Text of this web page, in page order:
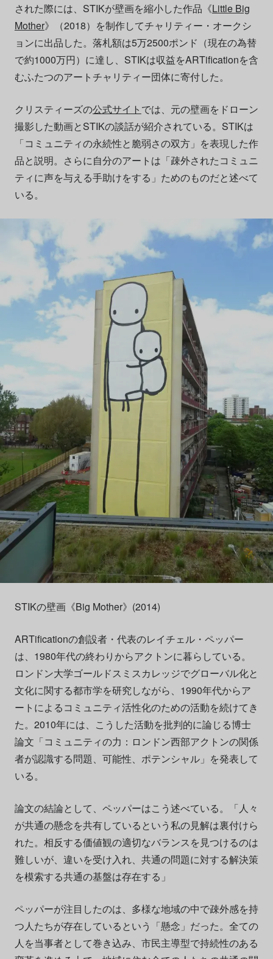
された際には、STIKが壁画を縮小した作品《Little Big
Mother》（2018）を制作してチャリティー・オークシ
ョンに出品した。落札額は5万2500ポンド（現在の為替
で約1000万円）に達し、STIKは収益をARTificationを含
むふたつのアートチャリティー団体に寄付した。
クリスティーズの公式サイト では、元の壁画をドローン
撮影した動画とSTIKの談話が紹介されている。STIKは
「コミュニティの永続性と脆弱さの双方」を表現した作
品と説明。さらに自分のアートは「疎外されたコミュニ
ティに声を与える手助けをする」ためのものだと述べて
いる。
STIKの壁画《Big Mother》(2014)
ARTificationの創設者・代表のレイチェル・ペッパー
は、1980年代の終わりからアクトンに暮らしている。
ロンドン大学ゴールドスミスカレッジでグローバル化と
文化に関する都市学を研究しながら、1990年代からア
ートによるコミュニティ活性化のための活動を続けてき
た。2010年には、こうした活動を批判的に論じる博士
論文「コミュニティの力：ロンドン西部アクトンの関係
者が認識する問題、可能性、ポテンシャル」を発表して
いる。
論文の結論として、ペッパーはこう述べている。「人々
が共通の懸念を共有しているという私の見解は裏付けら
れた。相反する価値観の適切なバランスを見つけるのは
難しいが、違いを受け入れ、共通の問題に対する解決策
を模索する共通の基盤は存在する」
ペッパーが注目したのは、多様な地域の中で疎外感を持
つ人たちが存在しているという「懸念」だった。全ての
人を当事者として巻き込み、市民主導型で持続性のある